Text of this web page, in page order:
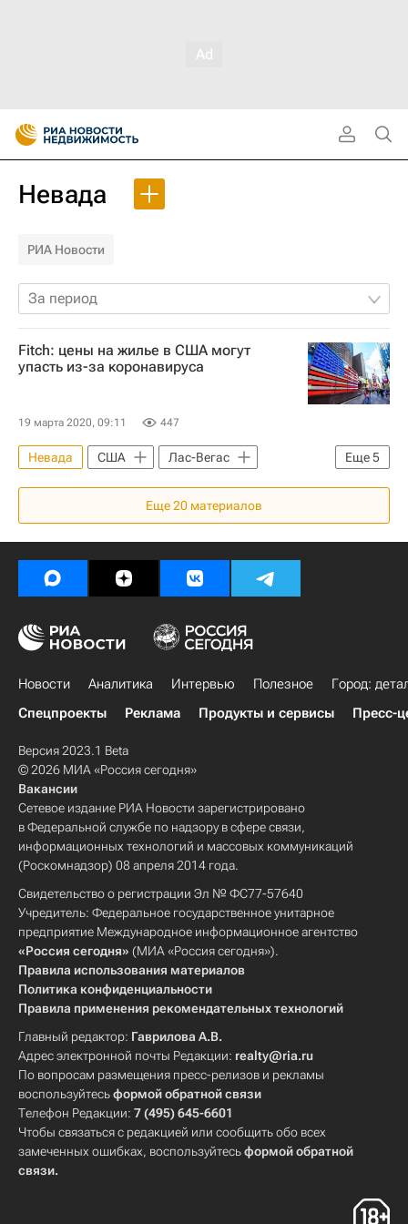
Невада
РИА Новости
За период
Fitch: цены на жилье в США могут
упасть из-за коронавируса
19 марта 2020, 09:11 447
Еще5
Невада США
Лас-Вегас
Fitch Ratings
Распространение коронавируса
Цены
Коронавирус COVID-19
Еще20 материалов
Новости Аналитика Интервью Полезное
Город:
Спецпроекты
Реклама Продукты и сервисы Пресс-
Версия 2023.1 Beta
© 2026 МИА «Россия сегодня»
Вакансии
Сетевое издание РИА Новости зарегистрировано
в Федеральной службе по надзору в сфере связи,
информационных технологий и массовых коммуникаций
(Роскомнадзор) 08 апреля 2014 года.
Свидетельство о регистрации Эл № ФС77-57640
Учредитель: Федеральное государственное унитарное
предприятие Международное информационное агентство
«Россия сегодня» (МИА «Россия сегодня»).
Правила использования материалов
Политика конфиденциальности
Правила применения рекомендательных технологий
Главный редактор: Гаврилова А.В.
Адрес электронной почты Редакции: realty@ria.ru
По вопросам размещения пресс-релизов и рекламы
воспользуйтесьформой обратной связи
Телефон Редакции: 7 (495) 645-6601
Чтобы связаться с редакцией или сообщить обо всех
замеченных ошибках, воспользуйтесьформой обратной
связи.